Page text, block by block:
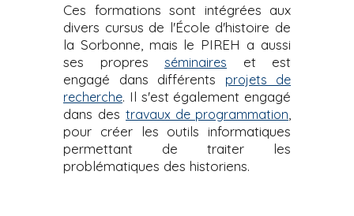
Ces formations sont intégrées aux
divers cursus de l'École d'histoire de
la Sorbonne, mais le PIREH a aussi
ses propres séminaires et est
engagé dans différents projets de
recherche. Il s'est également engagé
dans des travaux de programmation
pour créer les outils informatiques
permettant de traiter les
problématiques des historiens.